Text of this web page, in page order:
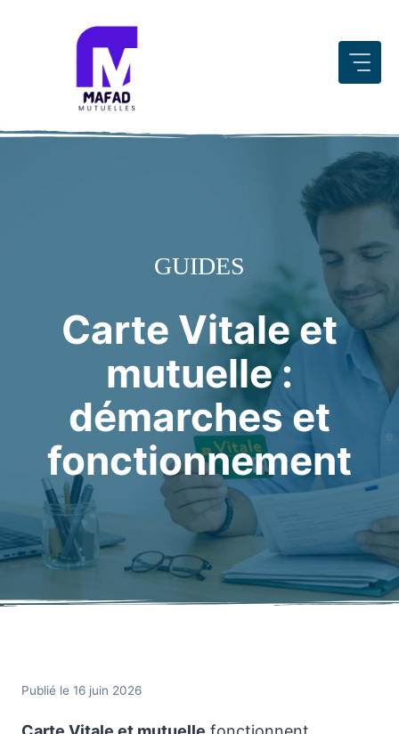
GUIDES
Carte Vitale et
mutuelle :
démarches et
fonctionnement
Publié le 16 juin 2026